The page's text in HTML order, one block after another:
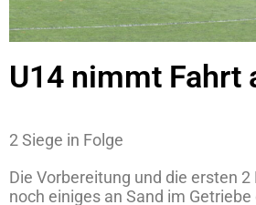
U14 nimmt Fahrt
2 Siege in Folge
Die Vorbereitung und die ersten
noch einiges an Sand im Getriebe